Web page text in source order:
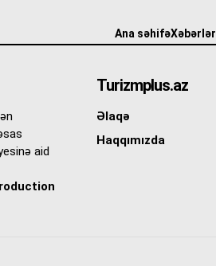
Ana səhifəXəbərlər
aid
Turizmplus.az
Əlaqə
Haqqımızda